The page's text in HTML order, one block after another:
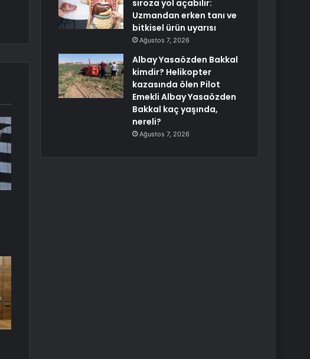
siroza yol açabilir:
Uzmandan erken tanı ve
bitkisel ürün uyarısı
Ağustos 7, 2026
Albay Yasaözden Bakkal
kimdir? Helikopter
kazasında ölen Pilot
Emekli Albay Yasaözden
Bakkal kaç yaşında,
nereli?
Ağustos 7, 2026